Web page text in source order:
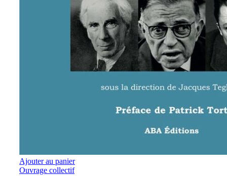
Ajouter au panier
Ouvrage collectif